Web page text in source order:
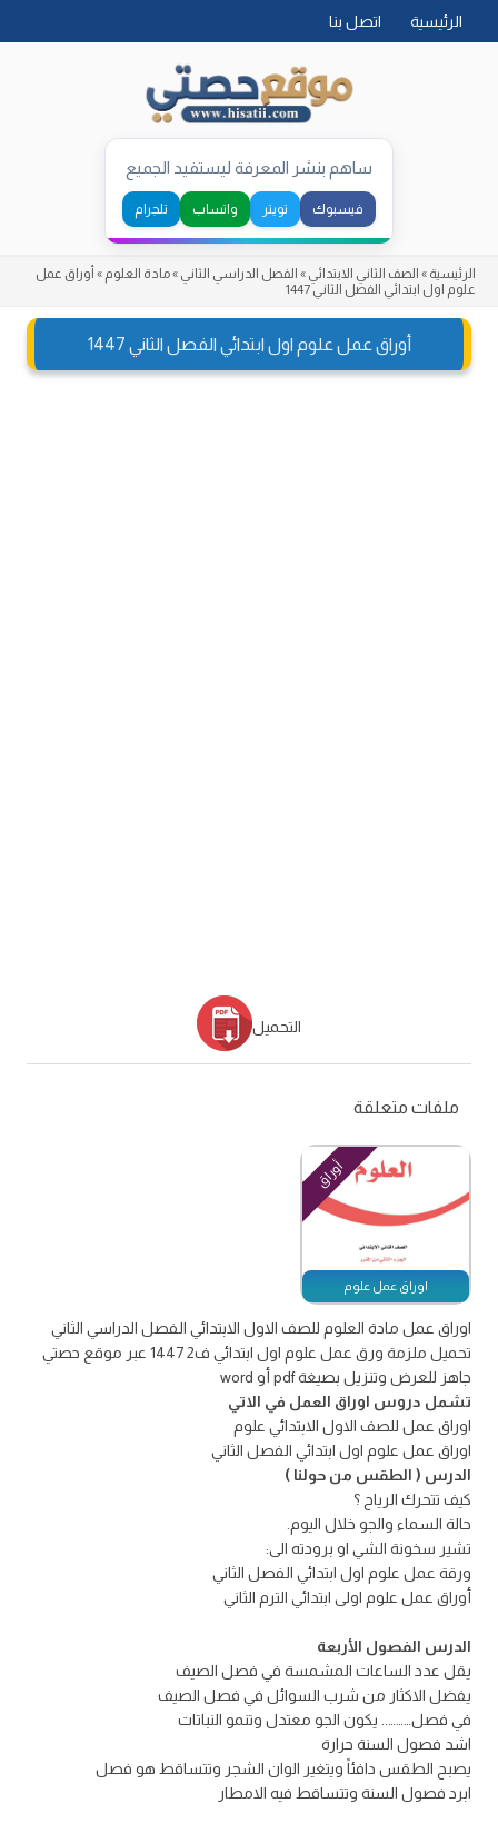
الرئيسية اتصل بنا
ساهم بنشر المعرفة ليستفيد الجميع
فيسبوك تويتر واتساب تلجرام
الرئيسية » الصف الثاني الابتدائي » الفصل الدراسي الثاني »مادة العلوم » أوراق عمل
علوم اول ابتدائي الفصل الثاني 1447
أوراق عمل علوم اول ابتدائي الفصل الثاني 1447
التحميل
ملفات متعلقة
أوراق
اوراق عمل علوم
اوراق عمل مادة العلوم للصف الاول الابتدائي الفصل الدراسي الثاني
تحميل ملزمة ورق عمل علوم اول ابتدائي ف2 1447 عبر موقع حصتي
جاهز للعرض وتنزيل بصيغة pdf أو word
تشمل دروس اوراق العمل في الاتي
اوراق عمل للصف الاول الابتدائي علوم
اوراق عمل علوم اول ابتدائي الفصل الثاني
الدرس ( الطقس من حولنا )
كيف تتحرك الرياح ؟
حالة السماء والجو خلال اليوم.
تشير سخونة الشي او برودته الى:
ورقة عمل علوم اول ابتدائي الفصل الثاني
أوراق عمل علوم اولى ابتدائي الترم الثاني
الدرس الفصول الأربعة
يقل عدد الساعات المشمسة في فصل الصيف
يفضل الاكثار من شرب السوائل في فصل الصيف
في فصل……….. يكون الجو معتدل وتنمو النباتات
اشد فصول السنة حرارة
يصبح الطقس دافئاً ويتغير الوان الشجر وتتساقط هو فصل
ابرد فصول السنة وتتساقط فيه الامطار